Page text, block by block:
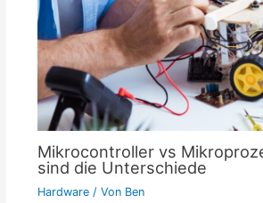
Mikrocontroller vs
sind die Unterschiede
Hardware/ Von Ben